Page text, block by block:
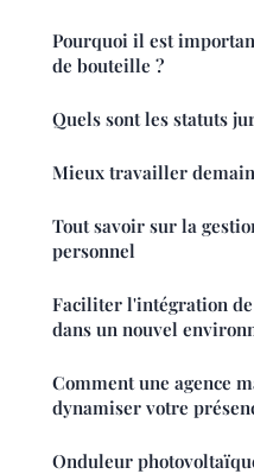
Pourquoi il est
de bouteille ?
Quels sont les statuts
Mieux travailler
Tout savoir sur la
personnel
Faciliter l'intégration
dans un nouvel
Comment une agence
dynamiser votre
Onduleur